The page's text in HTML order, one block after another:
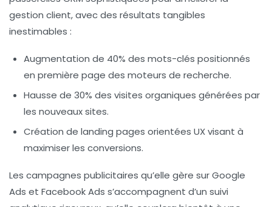
gestion client, avec des résultats tangibles
inestimables :
Augmentation de 40% des mots-clés positionnés
en première page des moteurs de recherche.
Hausse de 30% des visites organiques générées par
les nouveaux sites.
Création de landing pages orientées UXvisant à
maximiser les conversions.
Les campagnes publicitaires qu’elle gère sur Google
Ads et Facebook Ads s’accompagnent d’un suivi